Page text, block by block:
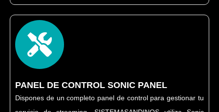
PANEL DE CONTROL SONIC PANEL
Dispones de un completo panel de control para gestionar tu